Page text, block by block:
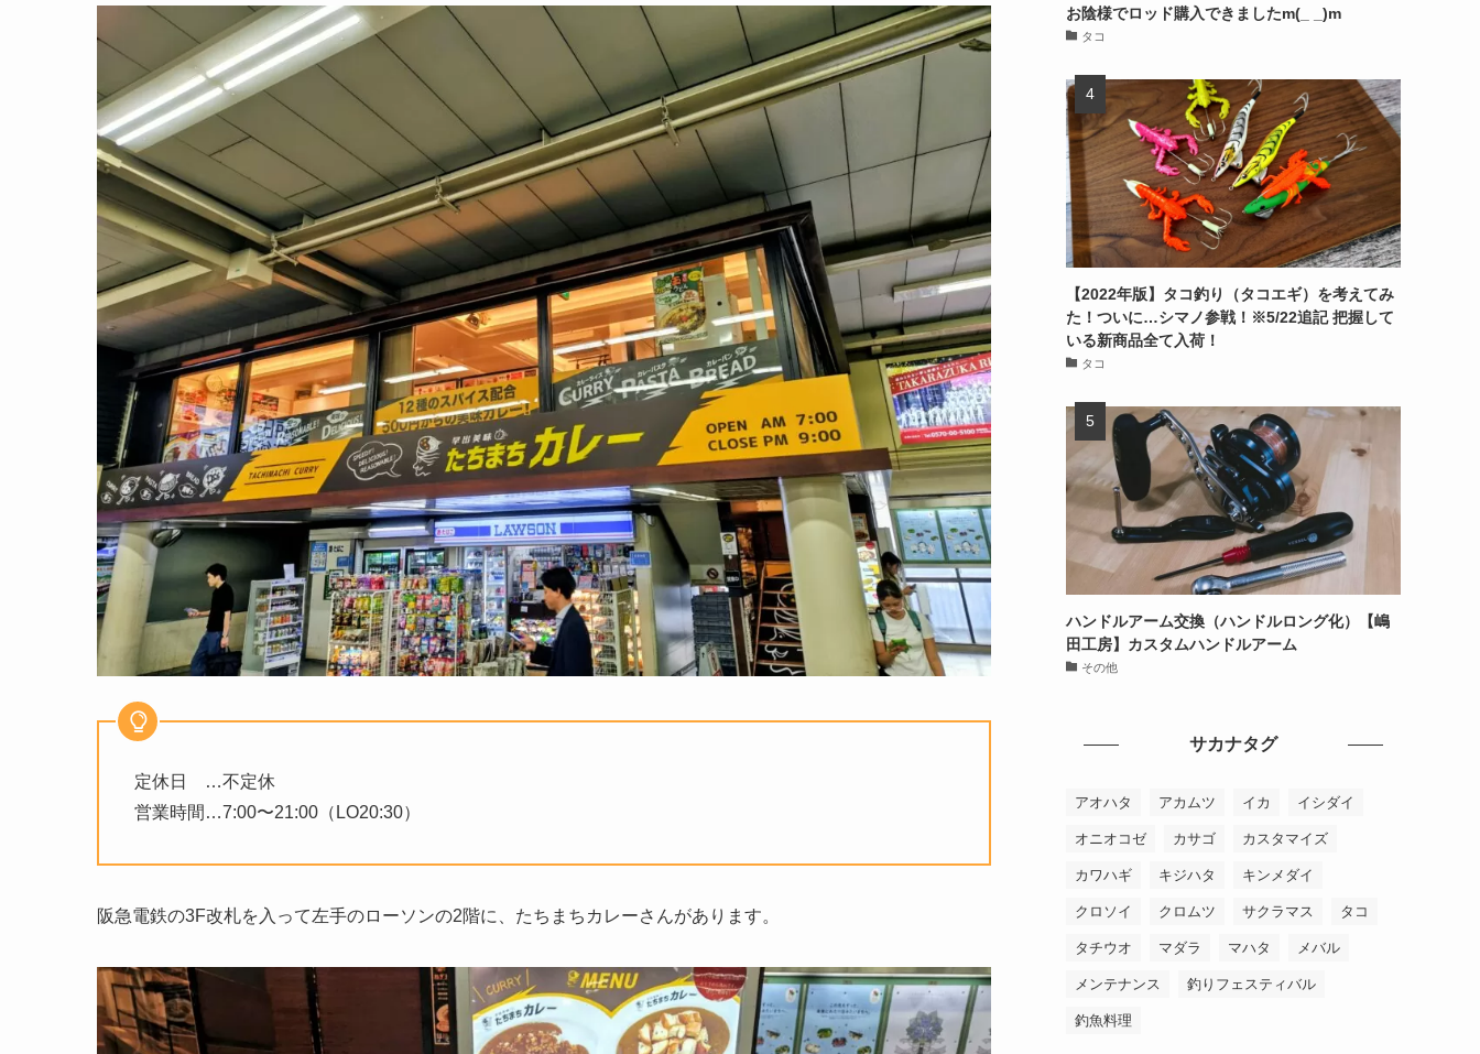
定休日 …不定休
営業時間…7:00〜21:00（LO20:30）
阪急電鉄の3F改札を入って左手のローソンの2階に、たちまちカレーさんがあります。
お陰様でロッド購入できましたm(_ _)m
タコ
【2022年版】タコ釣り（タコエギ）を考えてみ
た！ついに…シマノ参戦！※5/22追記 把握して
いる新商品全て入荷！
タコ
ハンドルアーム交換（ハンドルロング化）【嶋
田工房】カスタムハンドルアーム
その他
サカナタグ
アオハタ アカムツ イカ イシダイ
オニオコゼ カサゴ カスタマイズ
カワハギ キジハタ キンメダイ
クロソイ クロムツ サクラマス タコ
タチウオ マダラ マハタ メバル
メンテナンス 釣りフェスティバル
釣魚料理